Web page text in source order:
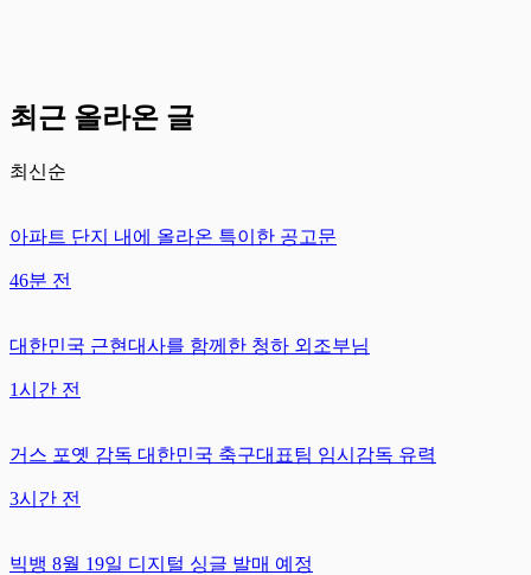
최근 올라온 글
최신순
아파트 단지 내에 올라온 특이한 공고문
46분 전
대한민국 근현대사를 함께한 청하 외조부님
1시간 전
거스 포옛 감독 대한민국 축구대표팀 임시감독 유력
3시간 전
빅뱅 8월 19일 디지털 싱글 발매 예정